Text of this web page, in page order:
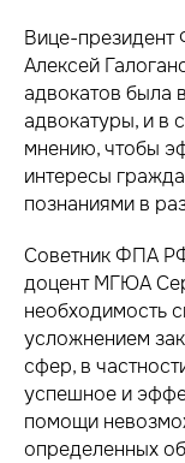
Вице-
Алексей
адвокатов была
адвокатуры, и в
мнению, чтобы
интересы
познаниями в
Советник ФПА
доцент МГЮА
необходимость
усложнением
сфер, в
успешное и
помощи
определенных